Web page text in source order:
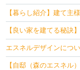
【暮らし紹介】建て主
【良い家を建てる秘訣】
エスネルデザインにつ
【自邸（森のエスネル）